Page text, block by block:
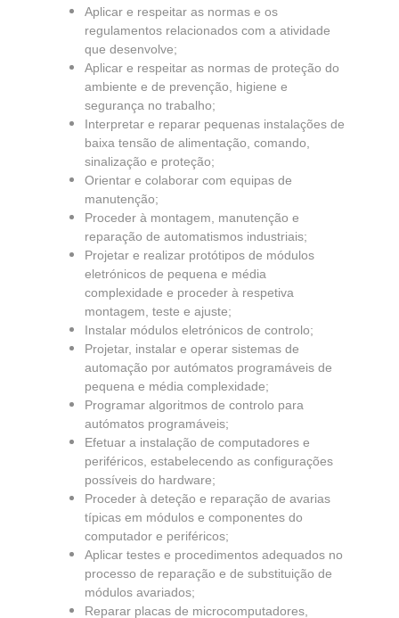
Aplicar e respeitar as normas e os
regulamentos relacionados com a atividade
que desenvolve;
Aplicar e respeitar as normas de proteção do
ambiente e de prevenção, higiene e
segurança no trabalho;
Interpretar e reparar pequenas instalações de
baixa tensão de alimentação, comando,
sinalização e proteção;
Orientar e colaborar com equipas de
manutenção;
Proceder à montagem, manutenção e
reparação de automatismos industriais;
Projetar e realizar protótipos de módulos
eletrónicos de pequena e média
complexidade e proceder à respetiva
montagem, teste e ajuste;
Instalar módulos eletrónicos de controlo;
Projetar, instalar e operar sistemas de
automação por autómatos programáveis de
pequena e média complexidade;
Programar algoritmos de controlo para
autómatos programáveis;
Efetuar a instalação de computadores e
periféricos, estabelecendo as configurações
possíveis do hardware;
Proceder à deteção e reparação de avarias
típicas em módulos e componentes do
computador e periféricos;
Aplicar testes e procedimentos adequados no
processo de reparação e de substituição de
módulos avariados;
Reparar placas de microcomputadores,